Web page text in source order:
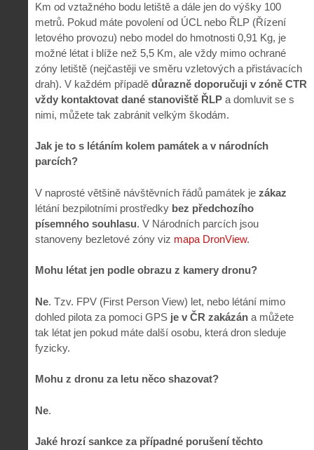
Km od vztažného bodu letiště a dále jen do výšky 100
metrů. Pokud máte povolení od ÚCL nebo ŘLP (Řízení
letového provozu) nebo model do hmotnosti 0,91 Kg, je
možné létat i blíže než 5,5 Km, ale vždy mimo ochrané
zóny letiště (nejčastěji ve směru vzletových a přistávacích
drah). V každém případě důrazně doporučuji v zóně CTR
vždy kontaktovat dané stanoviště ŘLP a domluvit se s
nimi, můžete tak zabránit velkým škodám.
Jak je to s létáním kolem památek a v národních
parcích?
V naprosté většině návštěvních řádů památek je zákaz
létání bezpilotními prostředky bez předchozího
písemného souhlasu. V Národních parcích jsou
stanoveny bezletové zóny viz mapa DronView.
Mohu létat jen podle obrazu z kamery dronu?
Ne. Tzv. FPV (First Person View) let, nebo létání mimo
dohled pilota za pomoci GPS je v ČR zakázán a můžete
tak létat jen pokud máte další osobu, která dron sleduje
fyzicky.
Mohu z dronu za letu něco shazovat?
Ne.
Jaké hrozí sankce za případné porušení těchto